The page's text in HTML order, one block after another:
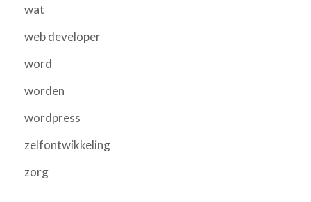
wat
web developer
word
worden
wordpress
zelfontwikkeling
zorg